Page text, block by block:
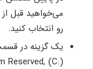
می‌خواهید قبل از
رو انتخاب کنید.